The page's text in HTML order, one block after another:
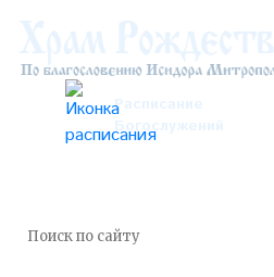
Расписание
Богослужений